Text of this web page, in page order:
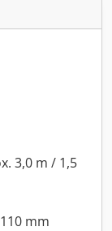
3,0 m / 1,5
mm